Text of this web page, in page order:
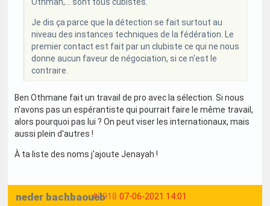
Je dis ça parce que la détection se fait surtout au
niveau des instances techniques de la fédération. Le
premier contact est fait par un clubiste ce qui ne nous
donne aucun faveur de négociation, si ce n'est le
contraire.
Ben Othmane fait un travail de pro avec la sélection. Si nous
n'avons pas un espérantiste qui pourrait faire le même travail,
alors pourquoi pas lui ? On peut viser les internationaux, mais
aussi plein d'autres !
À ta liste des noms j'ajoute Jenayah !
#3918 07-06-2021 14:01
neder bachbaoueb